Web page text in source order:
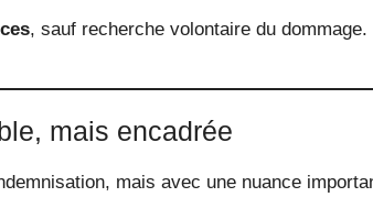
, sauf recherche volontaire du dommage.
mais encadrée
mais avec une nuance